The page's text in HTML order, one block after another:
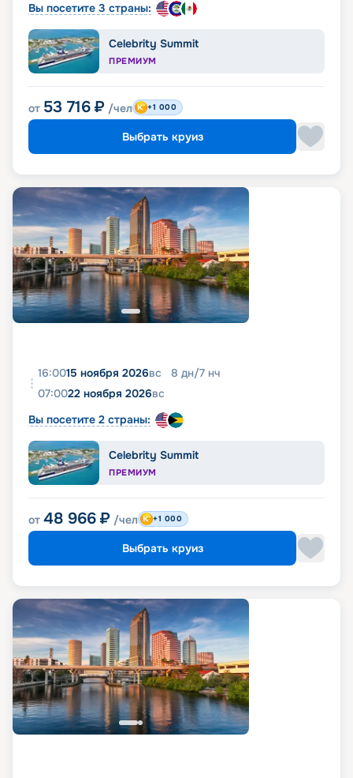
Вы посетите 3 страны:
Celebrity Summit
ПРЕМИУМ
от 53 716 ₽ /чел +1 000
Выбрать круиз
16:0015 ноября 2026вс 8 дн/7 нч
07:0022 ноября 2026вс
Вы посетите 2 страны:
Celebrity Summit
ПРЕМИУМ
от 48 966 ₽ /чел +1 000
Выбрать круиз